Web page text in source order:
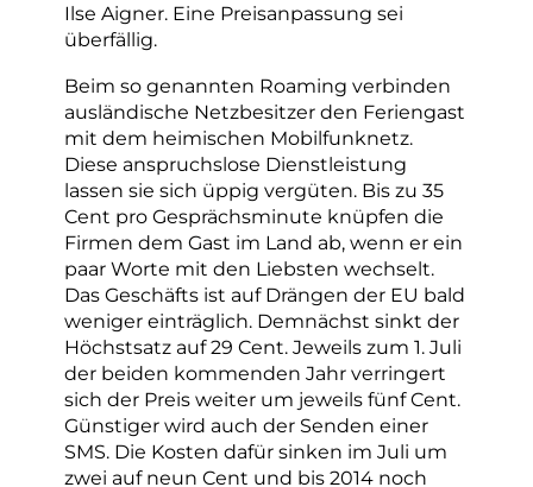
Ilse Aigner. Eine Preisanpassung sei
überfällig.
Beim so genannten Roaming verbinden
ausländische Netzbesitzer den Feriengast
mit dem heimischen Mobilfunknetz.
Diese anspruchslose Dienstleistung
lassen sie sich üppig vergüten. Bis zu 35
Cent pro Gesprächsminute knüpfen die
Firmen dem Gast im Land ab, wenn er ein
paar Worte mit den Liebsten wechselt.
Das Geschäfts ist auf Drängen der EU bald
weniger einträglich. Demnächst sinkt der
Höchstsatz auf 29 Cent. Jeweils zum 1. Juli
der beiden kommenden Jahr verringert
sich der Preis weiter um jeweils fünf Cent.
Günstiger wird auch der Senden einer
SMS. Die Kosten dafür sinken im Juli um
zwei auf neun Cent und bis 2014 noch